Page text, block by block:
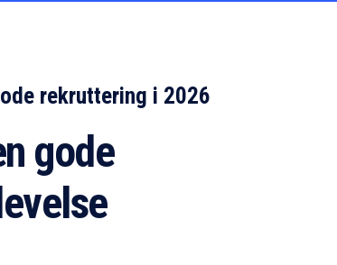
rekruttering i 2026
gode